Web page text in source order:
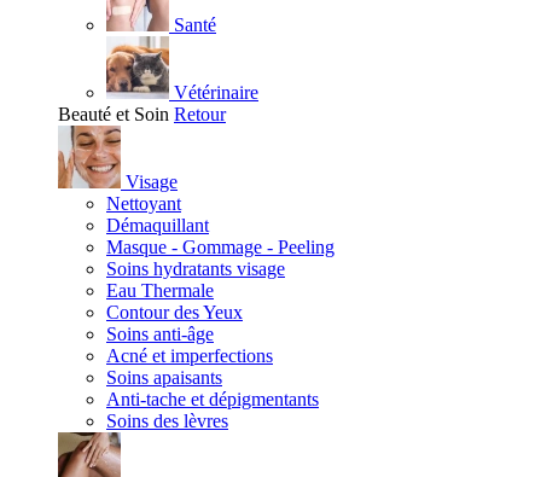
Santé
Vétérinaire
Beauté et Soin Retour
Visage
Nettoyant
Démaquillant
Masque - Gommage - Peeling
Soins hydratants visage
Eau Thermale
Contour des Yeux
Soins anti-âge
Acné et imperfections
Soins apaisants
Anti-tache et dépigmentants
Soins des lèvres